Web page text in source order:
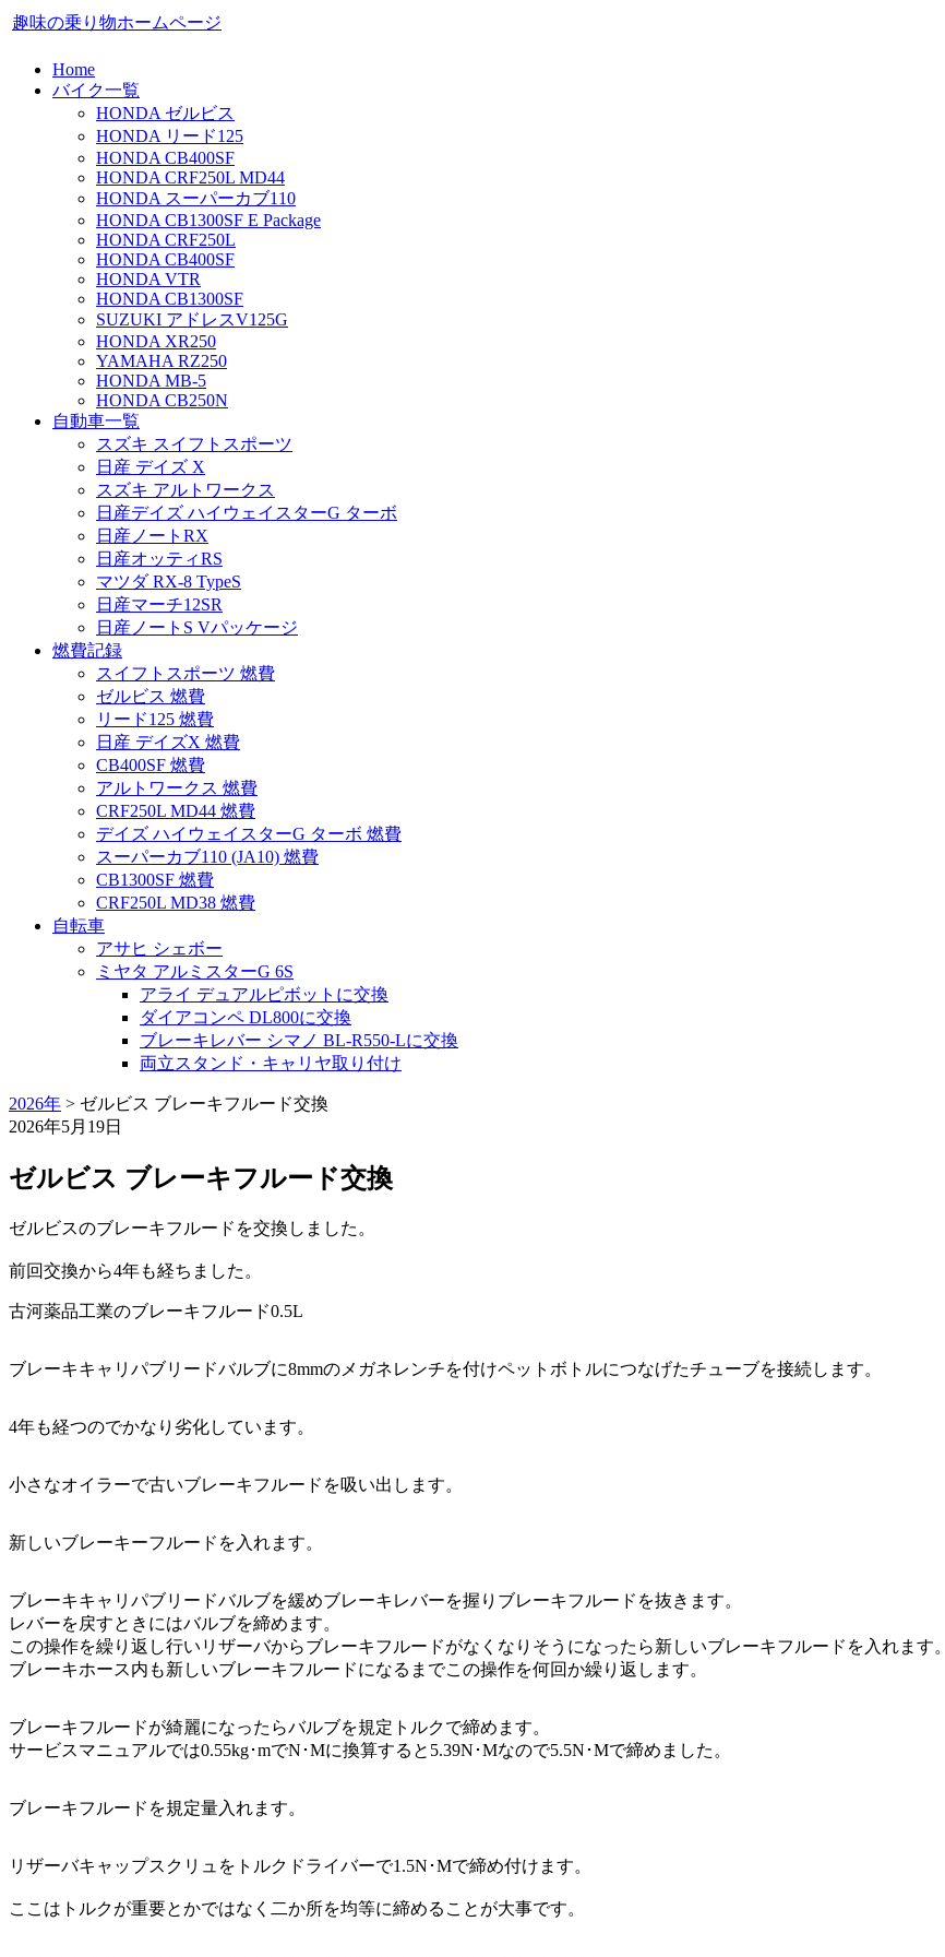
趣味の乗り物ホームページ
Home
バイク一覧
HONDA ゼルビス
HONDA リード125
HONDA CB400SF
HONDA CRF250L MD44
HONDA スーパーカブ110
HONDA CB1300SF E Package
HONDA CRF250L
HONDA CB400SF
HONDA VTR
HONDA CB1300SF
SUZUKI アドレスV125G
HONDA XR250
YAMAHA RZ250
HONDA MB-5
HONDA CB250N
自動車一覧
スズキ スイフトスポーツ
日産 デイズ X
スズキ アルトワークス
日産デイズ ハイウェイスターG ターボ
日産ノートRX
日産オッティRS
マツダ RX-8 TypeS
日産マーチ12SR
日産ノートS Vパッケージ
燃費記録
スイフトスポーツ 燃費
ゼルビス 燃費
リード125 燃費
日産 デイズX 燃費
CB400SF 燃費
アルトワークス 燃費
CRF250L MD44 燃費
デイズ ハイウェイスターG ターボ 燃費
スーパーカブ110 (JA10) 燃費
CB1300SF 燃費
CRF250L MD38 燃費
自転車
アサヒ シェボー
ミヤタ アルミスターG 6S
アライ デュアルピボットに交換
ダイアコンペ DL800に交換
ブレーキレバー シマノ BL-R550-Lに交換
両立スタンド・キャリヤ取り付け
2026年 > ゼルビス ブレーキフルード交換
2026年5月19日
ゼルビス ブレーキフルード交換
ゼルビスのブレーキフルードを交換しました。
前回交換から4年も経ちました。
古河薬品工業のブレーキフルード0.5L
ブレーキキャリパブリードバルブに8mmのメガネレンチを付けペットボトルにつなげたチューブを接続します。
4年も経つのでかなり劣化しています。
小さなオイラーで古いブレーキフルードを吸い出します。
新しいブレーキーフルードを入れます。
ブレーキキャリパブリードバルブを緩めブレーキレバーを握りブレーキフルードを抜きます。
レバーを戻すときにはバルブを締めます。
この操作を繰り返し行いリザーバからブレーキフルードがなくなりそうになったら新しいブレーキフルードを入れます。
ブレーキホース内も新しいブレーキフルードになるまでこの操作を何回か繰り返します。
ブレーキフルードが綺麗になったらバルブを規定トルクで締めます。
サービスマニュアルでは0.55kg･mでN･Mに換算すると5.39N･Mなので5.5N･Mで締めました。
ブレーキフルードを規定量入れます。
リザーバキャップスクリュをトルクドライバーで1.5N･Mで締め付けます。
ここはトルクが重要とかではなく二か所を均等に締めることが大事です。